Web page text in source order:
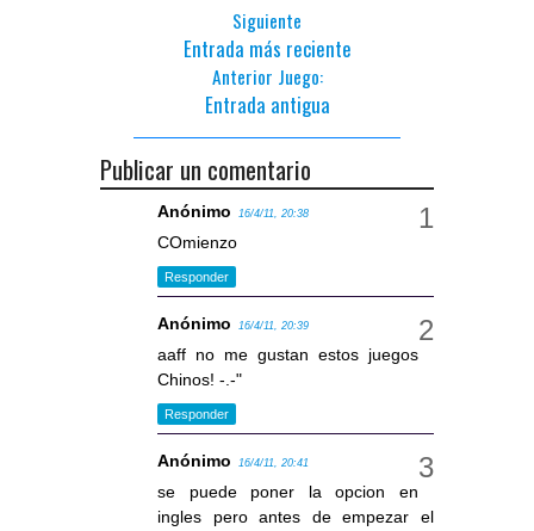
Siguiente
Entrada más reciente
Anterior Juego:
Entrada antigua
Publicar un comentario
Anónimo 16/4/11, 20:38
COmienzo
Responder
Anónimo 16/4/11, 20:39
aaff no me gustan estos juegos
Chinos! -.-"
Responder
Anónimo 16/4/11, 20:41
se puede poner la opcion en
ingles pero antes de empezar el